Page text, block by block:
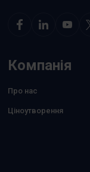
Компанія
Про нас
Ціноутворення